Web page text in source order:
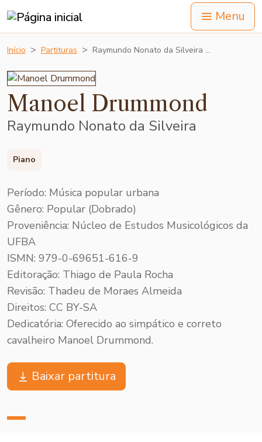
Menu
Início Partituras Raymundo Nonato da Silveira …
Manoel Drummond
Raymundo Nonato da Silveira
Piano
Período: Música popular urbana
Gênero: Popular (Dobrado)
Proveniência: Núcleo de Estudos Musicológicos da
UFBA
ISMN: 979-0-69651-616-9
Editoração: Thiago de Paula Rocha
Revisão: Thadeu de Moraes Almeida
Direitos: CC BY-SA
Dedicatória: Oferecido ao simpático e correto
cavalheiro Manoel Drummond.
Baixar partitura